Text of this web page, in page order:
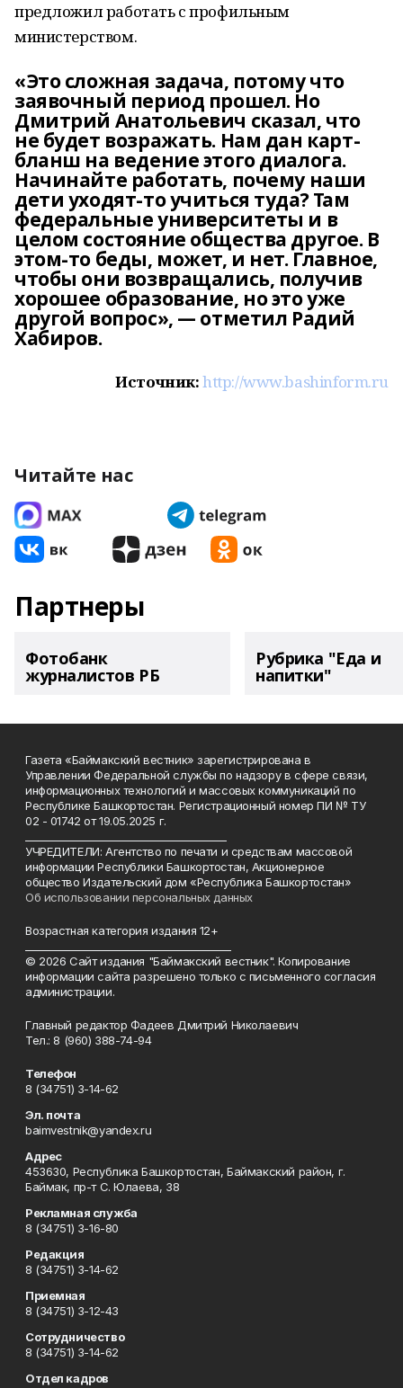
предложил работать с профильным
министерством.
«Это сложная задача, потому что
заявочный период прошел. Но
Дмитрий Анатольевич сказал, что
не будет возражать. Нам дан карт-
бланш на ведение этого диалога.
Начинайте работать, почему наши
дети уходят-то учиться туда? Там
федеральные университеты и в
целом состояние общества другое. В
этом-то беды, может, и нет. Главное,
чтобы они возвращались, получив
хорошее образование, но это уже
другой вопрос», — отметил Радий
Хабиров.
Источник:http://www.bashinform.ru
Читайте нас
Партнеры
Фотобанк
журналистов РБ
Рубрика "Еда и
напитки"
Газета «Баймакский вестник» зарегистрирована в
Управлении Федеральной службы по надзору в сфере связи,
информационных технологий и массовых коммуникаций по
Республике Башкортостан. Регистрационный номер ПИ № ТУ
02 - 01742 от 19.05.2025 г.
УЧРЕДИТЕЛИ: Агентство по печати и средствам массовой
информации Республики Башкортостан, Акционерное
общество Издательский дом «Республика Башкортостан»
Об использовании персональных данных
Возрастная категория издания 12+
© 2026 Сайт издания "Баймакский вестник". Копирование
информации сайта разрешено только с письменного согласия
администрации.
Главный редактор Фадеев Дмитрий Николаевич
Тел.: 8 (960) 388-74-94
Телефон
8 (34751) 3-14-62
Эл. почта
baimvestnik@yandex.ru
Адрес
453630, Республика Башкортостан, Баймакский район, г.
Баймак, пр-т С. Юлаева, 38
Рекламная служба
8 (34751) 3-16-80
Редакция
8 (34751) 3-14-62
Приемная
8 (34751) 3-12-43
Сотрудничество
8 (34751) 3-14-62
Отдел кадров